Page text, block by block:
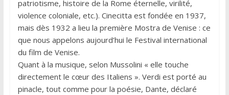
patriotisme, histoire de la Rome éternelle, virilité,
violence coloniale, etc.). Cinecitta est fondée en 1937,
mais dès 1932 a lieu la première Mostra de Venise : ce
que nous appelons aujourd’hui le Festival international
du film de Venise.
Quant à la musique, selon Mussolini « elle touche
directement le cœur des Italiens ». Verdi est porté au
pinacle, tout comme pour la poésie, Dante, déclaré